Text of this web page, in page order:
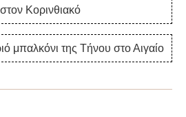
στον Κορινθιακό
μπαλκόνι της Τήνου στο Αιγαίο